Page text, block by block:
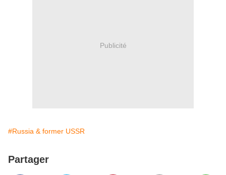
Publicité
#Russia & former USSR
Partager